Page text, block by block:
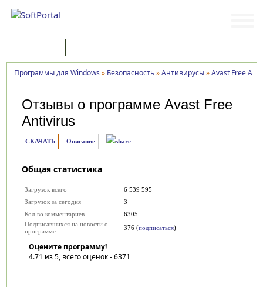
Программы для Windows » Безопасность»Антивирусы»Avast Free
Отзывы о программе Avast Free
Antivirus
СКАЧАТЬ Описание
Общая статистика
Загрузок всего
6 539 595
Загрузок за сегодня
3
Кол-во комментариев
6305
Подписавшихся на новости о
программе
376 (подписаться)
Оцените программу!
4.71 из 5, всего оценок -6371